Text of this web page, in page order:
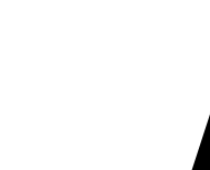
Are deschidere mare, ce
normali, potrivit pentru orice
Sistemele noastre de siguranta